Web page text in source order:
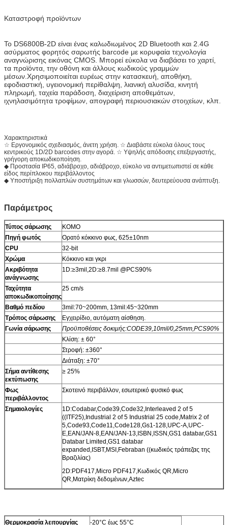
Καταστροφή προϊόντων
Το DS6800B-2D είναι ένας καλωδιωμένος 2D Bluetooth και 2.4G
ασύρματος φορητός σαρωτής barcode με κορυφαία τεχνολογία
αναγνώρισης εικόνας CMOS. Μπορεί εύκολα να διαβάσει το χαρτί,
τα προϊόντα, την οθόνη και άλλους κωδικούς γραμμών
μέσων.Χρησιμοποιείται ευρέως στην κατασκευή, αποθήκη,
εφοδιαστική, υγειονομική περίθαλψη, λιανική αλυσίδα, κινητή
πληρωμή, ταχεία παράδοση, διαχείριση αποθεμάτων,
ιχνηλασιμότητα τροφίμων, απογραφή περιουσιακών στοιχείων, κλπ.
Χαρακτηριστικά
☆ Εργονομικός σχεδιασμός, άνετη χρήση. ☆ Διαβάστε εύκολα όλους τους
κεντρικούς 1D/2D barcodes στην αγορά. ☆ Υψηλής απόδοσης επεξεργαστής,
γρήγορη αποκωδικοποίηση.
◆ Προστασία IP65, αδιάβροχο, αδιάβροχο, εύκολο να αντιμετωπιστεί σε κάθε
είδος περίπλοκου περιβάλλοντος
◆ Υποστήριξη πολλαπλών συστημάτων και γλωσσών, δευτερεύουσα ανάπτυξη.
Παράμετρος
Τύπος σάρωσης
ΚΟΜΟ
Πηγή φωτός
Ορατό κόκκινο φως, 625±10nm
CPU
32-bit
Χρώμα
Κόκκινο και γκρι
Ακριβότητα
ανάγνωσης
1D:≥3mil,2D:≥8.7mil @PCS90%
Ταχύτητα
αποκωδικοποίησης
25 cm/s
Βαθμό πεδίου
3mil:70~200mm, 13mil:45~320mm
Τρόπος σάρωσης
Εγχειρίδιο, αυτόματη αίσθηση.
Γωνία σάρωσης
Προϋποθέσεις δοκιμής:CODE39,10mil/0,25mm,PCS90%
Κλίση: ± 60°
Στροφή: ±360°
Διάταξη: ±70°
Σήμα αντίθεσης
εκτύπωσης
≥ 25%
Φως
περιβάλλοντος
Σκοτεινό περιβάλλον, εσωτερικό φυσικό φως
Σημαιολογίες
1D:Codabar,Code39,Code32,Interleaved 2 of 5
((ITF25),Industrial 2 of 5 Industrial 25 code,Matrix 2 of
5,Code93,Code11,Code128,Gs1-128,UPC-A,UPC-
E,EAN/JAN-8,EAN/JAN-13,ISBN,ISSN,GS1 databar,GS1
Databar Limited,GS1 databar
expanded,ISBT,MSI,Febraban ((κωδικός τράπεζας της
Βραζιλίας)
2D:PDF417,Micro PDF417,Κωδικός QR,Micro
QR,Ματρίκη δεδομένων,Aztec
Θερμοκρασία λειτουργίας -20°C έως 55°C